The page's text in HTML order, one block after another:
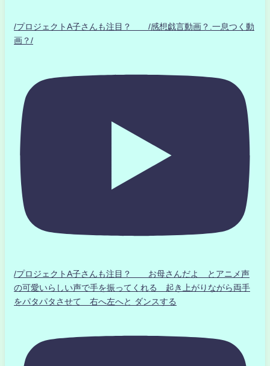
/プロジェクトA子さんも注目？ /感想戯言動画？.一息つく動
画？/
/プロジェクトA子さんも注目？ お母さんだよ とアニメ声
の可愛いらしい声で手を振ってくれる 起き上がりながら両手
をパタパタさせて 右へ左へと ダンスする